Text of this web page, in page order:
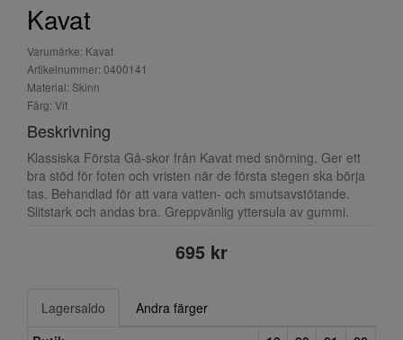
Kavat
Varumärke: Kavat
Artikelnummer: 0400141
Material: Skinn
Färg: Vit
Beskrivning
Klassiska Första Gå-skor från Kavat med snörning. Ger ett
bra stöd för foten och vristen när de första stegen ska börja
tas. Behandlad för att vara vatten- och smutsavstötande.
Slitstark och andas bra. Greppvänlig yttersula av gummi.
695 kr
Lagersaldo
Andra färger